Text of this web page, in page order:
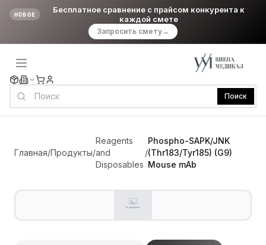
НОВОЕ
Бесплатное сравнение с прайсом конкурента к
каждой смете
Запросить смету→
Поиск
Главная/Продукты/
Reagents
and
Disposables
/
Phospho-SAPK/JNK
(Thr183/Tyr185) (G9)
Mouse mAb